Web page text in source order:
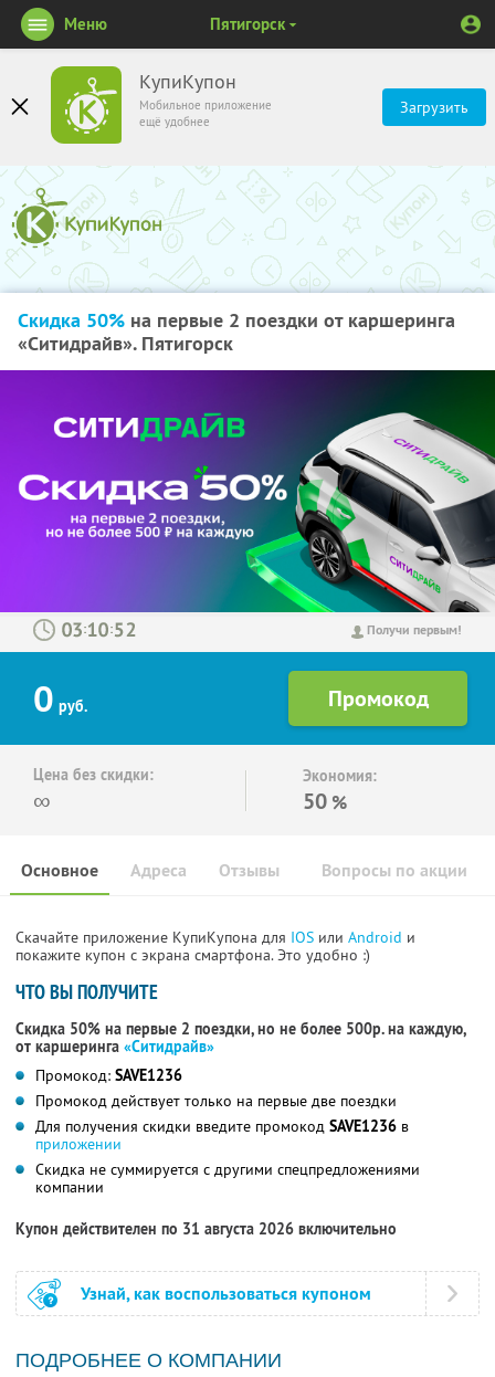
КупиКупон
Мобильное приложение
ещё удобнее
Загрузить
Меню Пятигорск
Скидка 50% на первые 2 поездки от каршеринга
«Ситидрайв». Пятигорск
Получи первым!
: :
0 руб.
Цена без скидки:
∞
Экономия:
50 %
Основное Отзывы Вопросы по акции
Адреса
Скачайте приложение КупиКупона для IOS или Android и
покажите купон с экрана смартфона. Это удобно :)
ЧТО ВЫ ПОЛУЧИТЕ
Скидка 50% на первые 2 поездки, но не более 500р. на каждую,
от каршеринга «Ситидрайв»
Промокод: SAVE1236
Промокод действует только на первые две поездки
Для получения скидки введите промокод SAVE1236 в
приложении
Скидка не суммируется с другими спецпредложениями
компании
Купон действителен по 31 августа 2026 включительно
Узнай, как воспользоваться купоном
ПОДРОБНЕЕ О КОМПАНИИ